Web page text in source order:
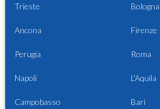
Trieste Bologna
Ancona Firenze
Perugia Roma
Napoli L'Aquila
Campobasso Bari